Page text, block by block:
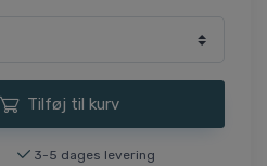
Tilføj til kurv
3-5 dages levering